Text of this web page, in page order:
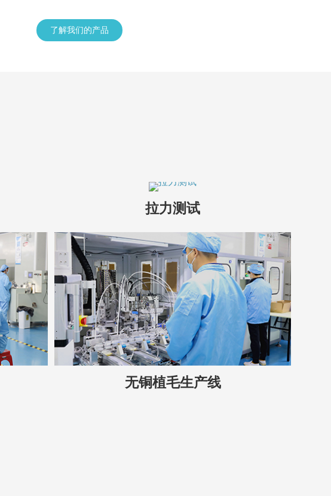
了解我们的产品
拉力测试
无铜植毛生产线